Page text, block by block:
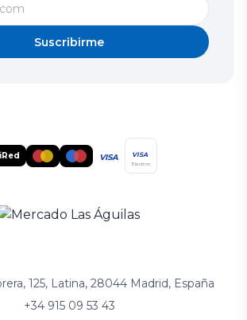
Suscribirme
VISA VISA
Electron
125, Latina, 28044 Madrid, España
+34 915 09 53 43